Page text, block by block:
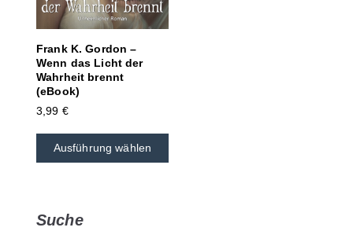
Frank K. Gordon –
Wenn das Licht der
Wahrheit brennt
(eBook)
3,99 €
Ausführung wählen
Suche